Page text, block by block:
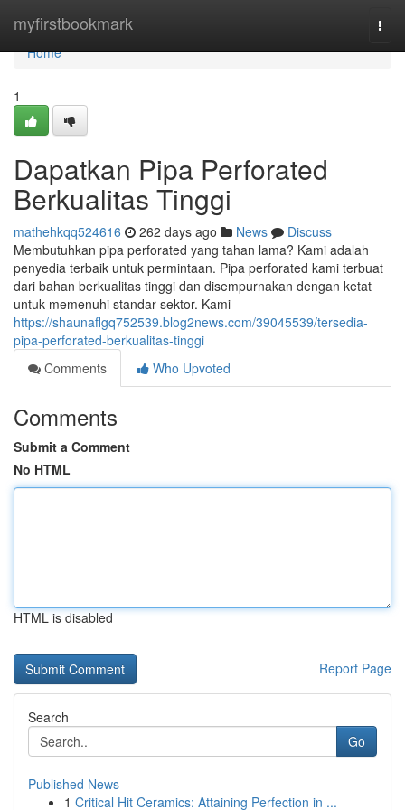
myfirstbookmark
Home
Home
1
Dapatkan Pipa Perforated
Berkualitas Tinggi
mathehkqq524616 262 days ago News
Discuss
Membutuhkan pipa perforated yang tahan lama? Kami adalah
penyedia terbaik untuk permintaan. Pipa perforated kami terbuat
dari bahan berkualitas tinggi dan disempurnakan dengan ketat
untuk memenuhi standar sektor. Kami
https://shaunaflgq752539.blog2news.com/39045539/tersedia-
pipa-perforated-berkualitas-tinggi
Comments
Who Upvoted
Comments
Submit a Comment
No HTML
HTML is disabled
Report Page
Search
Go
Published News
1 Critical Hit Ceramics: Attaining Perfection in ...